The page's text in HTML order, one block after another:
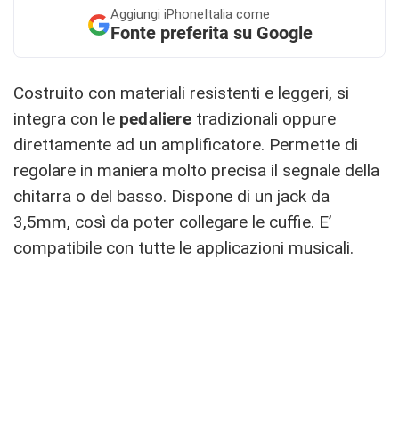
Aggiungi iPhoneItalia come
Fonte preferita su Google
Costruito con materiali resistenti e leggeri, si
integra con le pedalieretradizionali oppure
direttamente ad un amplificatore. Permette di
regolare in maniera molto precisa il segnale della
chitarra o del basso. Dispone di un jack da
3,5mm, così da poter collegare le cuffie. E’
compatibile con tutte le applicazioni musicali.